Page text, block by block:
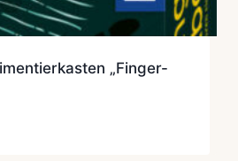
„Finger-